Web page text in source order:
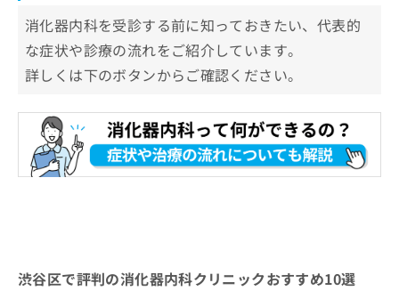
消化器内科を受診する前に知っておきたい、代表的
な症状や診療の流れをご紹介しています。
詳しくは下のボタンからご確認ください。
渋谷区で評判の消化器内科クリニックおすすめ10選